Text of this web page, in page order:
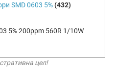
SMD 0603 5% (432)
5% 200ppm 560R 1/10W
цел!